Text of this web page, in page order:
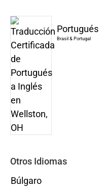
Portugués
Brasil & Portugal
Otros Idiomas
Búlgaro